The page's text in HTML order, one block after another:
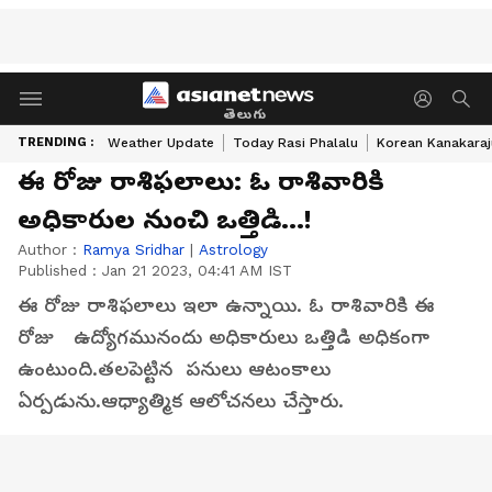
తెలుగు
TRENDING : Weather Update Today Rasi Phalalu Korean
ఈ రోజు రాశిఫలాలు: ఓ రాశివారికి
అధికారుల నుంచి ఒత్తిడి...!
Author : Ramya Sridhar | Astrology
Published : Jan 21 2023, 04:41 AM IST
ఈ రోజు రాశిఫలాలు ఇలా ఉన్నాయి. ఓ రాశివారికి ఈ
రోజు ఉద్యోగమునందు అధికారులు ఒత్తిడి అధికంగా
ఉంటుంది.తలపెట్టిన పనులు ఆటంకాలు
ఏర్పడును.ఆధ్యాత్మిక ఆలోచనలు చేస్తారు.